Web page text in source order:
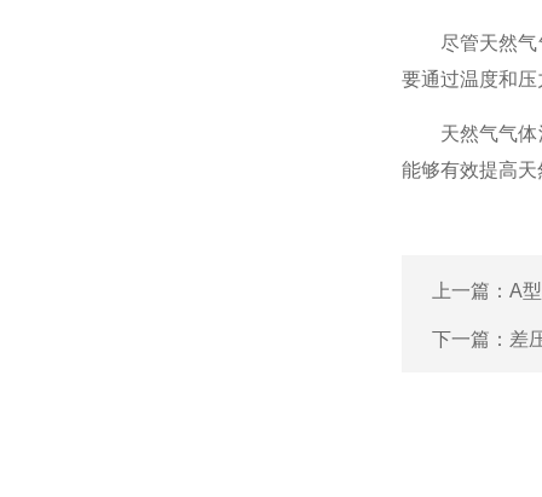
尽管天然气气
要通过温度和
天然气气体涡
能够有效提高
上一篇： A
下一篇： 差